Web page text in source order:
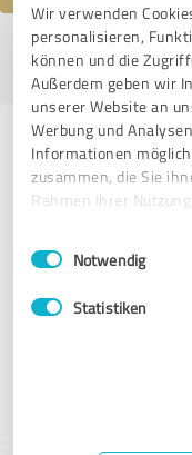
Wir verwenden
personalisieren,
können und die
Außerdem geben wir
unserer Website an
Werbung und
Informationen
zusammen, die Sie
Rahmen Ihrer
Impressum
Einwilligungsauswahl
Notwendig
Statistiken
Profil aktiv seit
Marc Hülsers